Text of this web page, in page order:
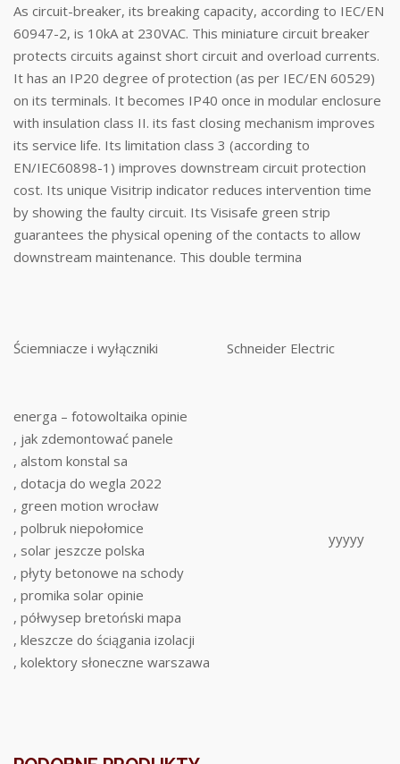
As circuit-breaker, its breaking capacity, according to IEC/EN
60947-2, is 10kA at 230VAC. This miniature circuit breaker
protects circuits against short circuit and overload currents.
It has an IP20 degree of protection (as per IEC/EN 60529)
on its terminals. It becomes IP40 once in modular enclosure
with insulation class II. its fast closing mechanism improves
its service life. Its limitation class 3 (according to
EN/IEC60898-1) improves downstream circuit protection
cost. Its unique Visitrip indicator reduces intervention time
by showing the faulty circuit. Its Visisafe green strip
guarantees the physical opening of the contacts to allow
downstream maintenance. This double termina
Ściemniacze i wyłączniki Schneider Electric
energa – fotowoltaika opinie
, jak zdemontować panele
, alstom konstal sa
, dotacja do wegla 2022
, green motion wrocław
, polbruk niepołomice
, solar jeszcze polska
, płyty betonowe na schody
, promika solar opinie
, półwysep bretoński mapa
, kleszcze do ściągania izolacji
, kolektory słoneczne warszawa
yyyyy